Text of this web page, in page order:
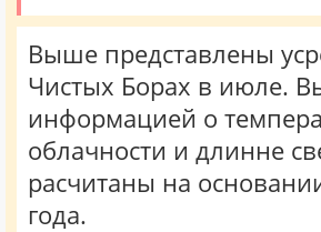
Выше представлены
Чистых Борах в июле.
информацией о
облачности и длинне
расчитаны на
года.